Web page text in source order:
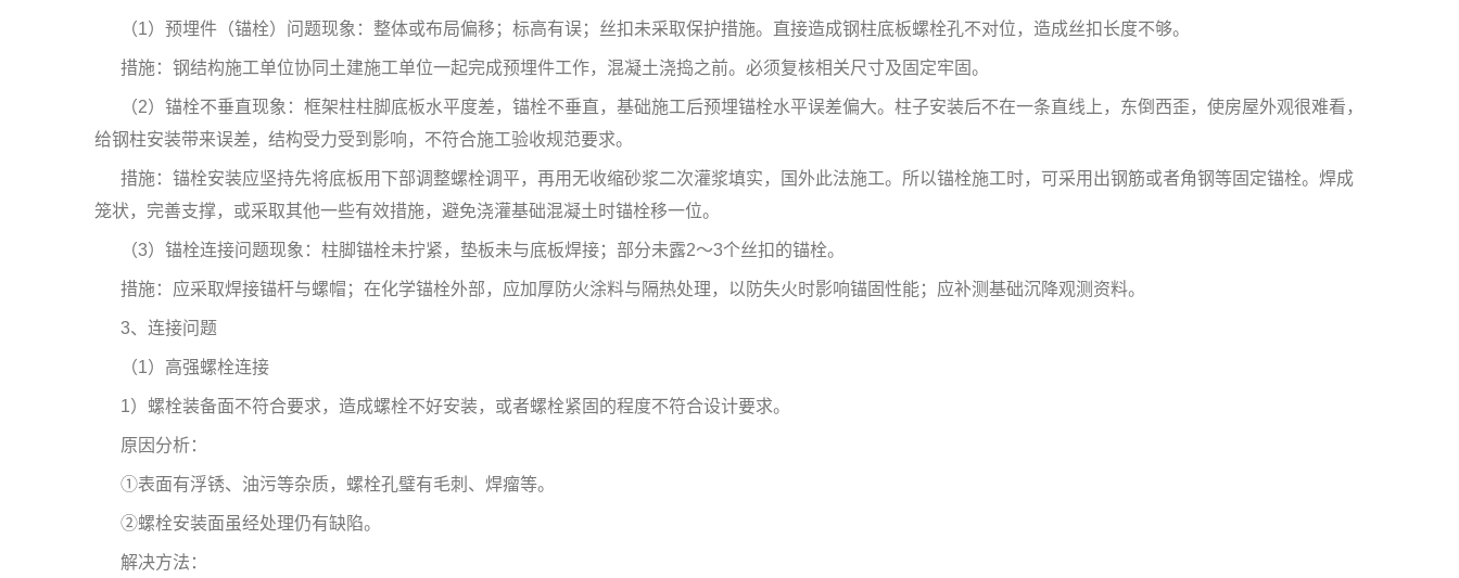
（1）预埋件（锚栓）问题现象：整体或布局偏移；标高有误；丝扣未采取保护措施。直接造成钢柱底板螺栓孔不对位，造成丝扣长度不够。
措施：钢结构施工单位协同土建施工单位一起完成预埋件工作，混凝土浇捣之前。必须复核相关尺寸及固定牢固。
（2）锚栓不垂直现象：框架柱柱脚底板水平度差，锚栓不垂直，基础施工后预埋锚栓水平误差偏大。柱子安装后不在一条直线上，东倒西歪，使房屋外观很难看，
给钢柱安装带来误差，结构受力受到影响，不符合施工验收规范要求。
措施：锚栓安装应坚持先将底板用下部调整螺栓调平，再用无收缩砂浆二次灌浆填实，国外此法施工。所以锚栓施工时，可采用出钢筋或者角钢等固定锚栓。焊成
笼状，完善支撑，或采取其他一些有效措施，避免浇灌基础混凝土时锚栓移一位。
（3）锚栓连接问题现象：柱脚锚栓未拧紧，垫板未与底板焊接；部分未露2～3个丝扣的锚栓。
措施：应采取焊接锚杆与螺帽；在化学锚栓外部，应加厚防火涂料与隔热处理，以防失火时影响锚固性能；应补测基础沉降观测资料。
3、连接问题
（1）高强螺栓连接
1）螺栓装备面不符合要求，造成螺栓不好安装，或者螺栓紧固的程度不符合设计要求。
原因分析：
①表面有浮锈、油污等杂质，螺栓孔璧有毛刺、焊瘤等。
②螺栓安装面虽经处理仍有缺陷。
解决方法：